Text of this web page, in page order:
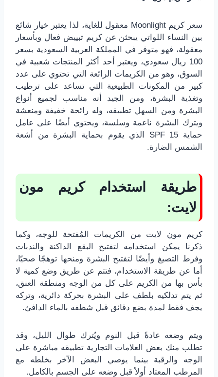
سعر كريم Moonlight معقول للغاية، لذا يعتبر خيار شائع
بين النساء اللواتي يبحثن عن كريم تبييض فعال وبأسعار
معقولة، فهو متوفر في المملكة العربية السعودية بسعر
100 ريال سعودي، ويعتبر أحد أكثر المنتجات شعبية في
السوق، وهو من الكريمات الرائعة التي تحتوي على عدد
كبير من المكونات الطبيعية التي تساعد على ترطيب
وتغذية البشرة، ومن الجيد أنه مناسب لجميع أنواع
البشرة ومن السهل تطبيقه، وله رائحة خفيفة ومنعشة
ويترك البشرة ناعمة وسلسة، ويحتوي أيضًا على عامل
حماية SPF 15 الذي يقوم بحماية البشرة من أشعة
الشمس الضارة.
طريقة استخدام كريم مون
لايت:
كريم مون لايت من الكريمات المُفتحة للوجه، وكما
ذكرنا يمكن استخدامه لتفتيح البقع الداكنة والندبات
وفرط التصبغ وأيضًا لتفتيح البشرة ومنحها توهجًا صحيًا،
أما عن طريقة الاستخدام، فتتم عن طريق وضع كمية لا
بأس بها من الكريم على كل من الوجه ومنطقة العنق،
ثم يتم تدلكيه بلطف على البشرة بحركة دائرية، وتركه
يجف فقط لمدة بضع دقائق قبل شطفه بالماء الدافئ.
ويتم وضعه عادةً قبل النوم ويُترك طوال الليل، وقد
تطلب منك بعض العلامات التجارية تطبيقه مباشرة على
الوجه والرقبة بينما يوصي البعض الآخر بخلطه مع
المرطب المعتاد أولاً قبل وضعه على الجسم بالكامل.